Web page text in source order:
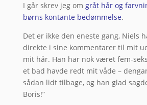
I går skrev jeg om gråt hår og
børns kontante bedømmelse.
Det er ikke den eneste gang, Niels
direkte i sine kommentarer til mit
mit hår. Han har nok været fem-
et bad havde redt mit våde –
sådan lidt tilbage, og han glad
Boris!”